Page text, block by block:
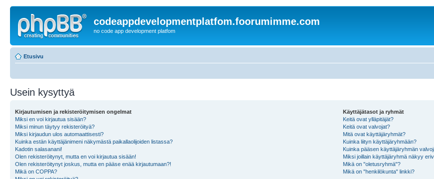
codeappdevelopmentplatfom.foorumimme.com
no code app development platfom
Etusivu
Usein kysyttyä
Kirjautumisen ja rekisteröitymisen ongelmat
Miksi en voi kirjautua sisään?
Miksi minun täytyy rekisteröityä?
Miksi kirjaudun ulos automaattisesti?
Kuinka estän käyttäjänimeni näkymästä paikallaolijoiden listassa?
Kadotin salasanani!
Olen rekisteröitynyt, mutta en voi kirjautua sisään!
Olen rekisteröitynyt joskus, mutta en pääse enää kirjautumaan?!
Mikä on COPPA?
Käyttäjätasot ja ryhmät
Keitä ovat ylläpitäjät?
Keitä ovat valvojat?
Mitä ovat käyttäjäryhmät?
Kuinka liityn käyttäjäryhmään?
Kuinka pääsen käyttäjäryhmän
Miksi joillain käyttäjäryhmä näkyy
Mikä on "oletusryhmä"?
Mikä on "henkilökunta" linkki?